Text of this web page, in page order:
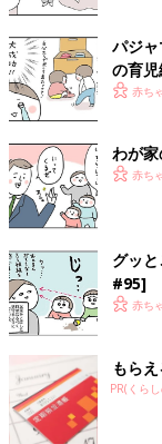
パジ
の育
赤ち
わが
赤ち
グッ
#95]
赤ち
もら
PR(くら